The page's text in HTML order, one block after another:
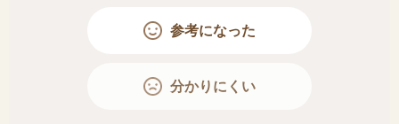
参考になった
分かりにくい